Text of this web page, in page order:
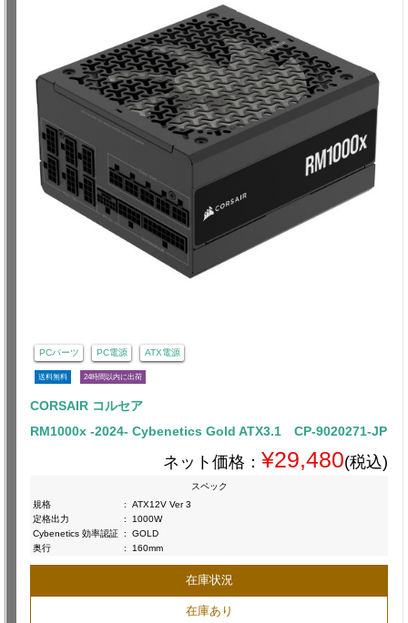
PCパーツ PC電源 ATX電源
送料無料 24時間以内に出荷
CORSAIR コルセア
RM1000x -2024- Cybenetics Gold ATX3.1 CP-9020271-JP
ネット価格： ¥29,480(税込)
スペック
規格
:
ATX12V Ver 3
定格出力
:
1000W
Cybenetics 効率認証 :
GOLD
奥行
: 160mm
在庫状況
在庫あり